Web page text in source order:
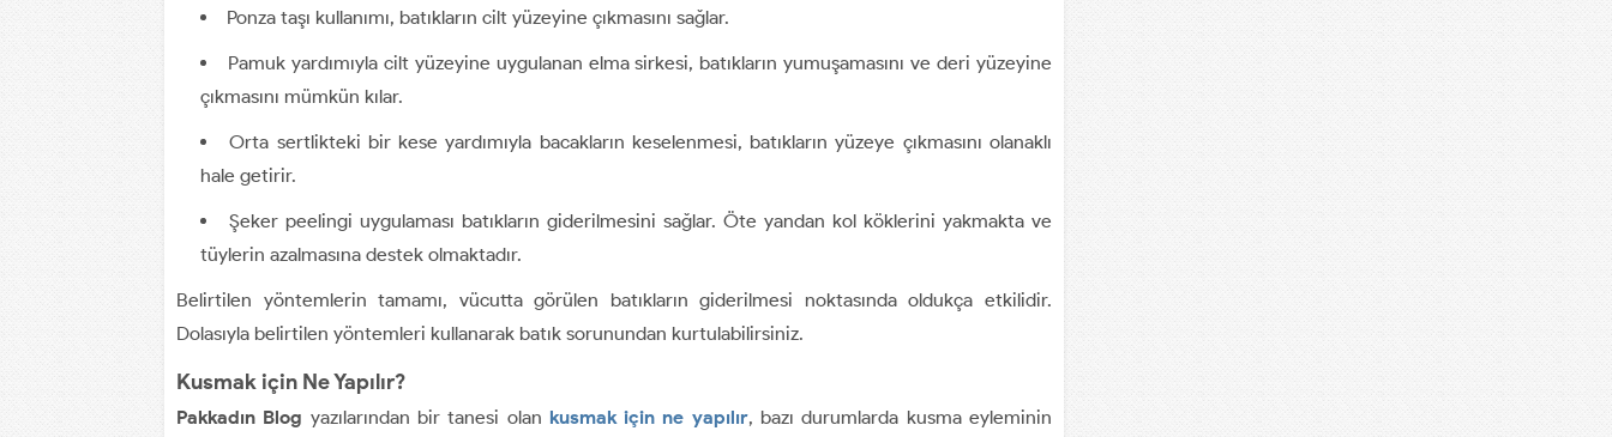
Ponza taşı kullanımı, batıkların cilt yüzeyine çıkmasını sağlar.
Pamuk yardımıyla cilt yüzeyine uygulanan elma sirkesi, batıkların yumuşamasını ve deri yüzeyine
çıkmasını mümkün kılar.
Orta sertlikteki bir kese yardımıyla bacakların keselenmesi, batıkların yüzeye çıkmasını olanaklı
hale getirir.
Şeker peelingi uygulaması batıkların giderilmesini sağlar. Öte yandan kol köklerini yakmakta ve
tüylerin azalmasına destek olmaktadır.
Belirtilen yöntemlerin tamamı, vücutta görülen batıkların giderilmesi noktasında oldukça etkilidir.
Dolasıyla belirtilen yöntemleri kullanarak batık sorunundan kurtulabilirsiniz.
Kusmak için Ne Yapılır?
Pakkadın Blog yazılarından bir tanesi olan kusmak için ne yapılır, bazı durumlarda kusma eyleminin